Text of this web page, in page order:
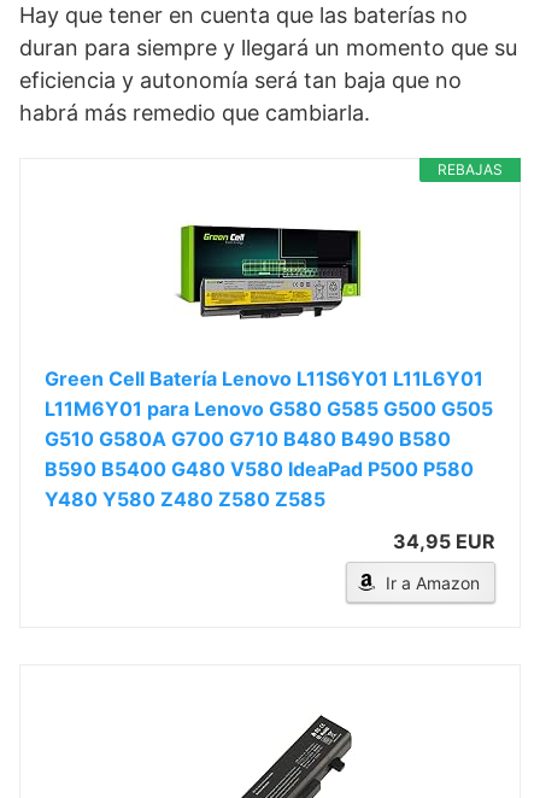
Hay que tener en cuenta que las baterías no
duran para siempre y llegará un momento que su
eficiencia y autonomía será tan baja que no
habrá más remedio que cambiarla.
REBAJAS
Green Cell Batería Lenovo L11S6Y01 L11L6Y01
L11M6Y01 para Lenovo G580 G585 G500 G505
G510 G580A G700 G710 B480 B490 B580
B590 B5400 G480 V580 IdeaPad P500 P580
Y480 Y580 Z480 Z580 Z585
34,95 EUR
Ir a Amazon